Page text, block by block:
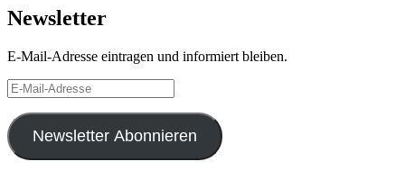
Newsletter
E-Mail-Adresse eintragen und informiert bleiben.
E-
Mail-
Adresse
Newsletter Abonnieren